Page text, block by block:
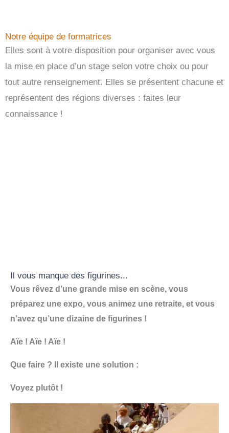
Notre équipe de formatrices
Elles sont à votre disposition pour organiser avec vous
la mise en place d’un stage selon votre choix ou pour
tout autre renseignement. Elles se présentent chacune et
représentent des régions diverses : faites leur
connaissance !
Il vous manque des figurines...
Vous rêvez d’une grande mise en scène, vous
préparez une expo, vous animez une retraite, et vous
n’avez qu’une dizaine de figurines !
Aïe ! Aïe ! Aïe !
Que faire ? Il existe une solution :
Voyez plutôt !